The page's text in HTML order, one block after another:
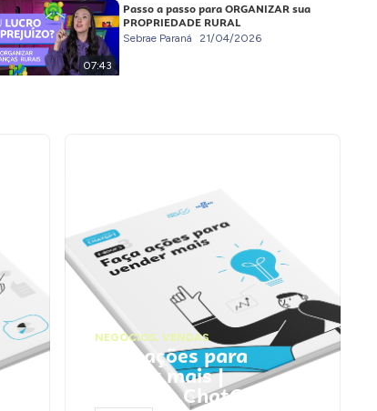
07:43
Passo a passo para ORGANIZAR sua
PROPRIEDADE RURAL
Sebrae Paraná 21/04/2026
NEGÓCIOS, VENDAS
Faça ações para
vender mais |
Prompts ChatGPT